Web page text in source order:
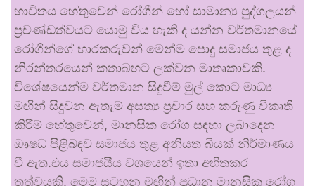
භාවිතය හේතුවෙන් රෝගීන් හෝ සාමාන්‍ය පුද්ගලයන්
ප්‍රචණ්ඩත්වයට යොමු විය හැකි ද යන්න වර්තමානයේ
රෝගීන්ගේ භාරකරුවන් මෙන්ම පොදු සමාජය තුළ ද
නිරන්තරයෙන් කතාබහට ලක්වන මාතෘකාවකි.
විශේෂයෙන්ම වර්තමාන සිදුවීම් මුල් කොට මාධ්‍ය
මඟින් සිදුවන ඇතැම් අසත්‍ය ප්‍රචාර සහ කරුණු විකෘති
කිරීම් හේතුවෙන්, මානසික රෝග සඳහා ලබාදෙන
ඖෂධ පිළිබඳව සමාජය තුළ අනියත බියක් නිර්මාණය
වී ඇත.එය සමාජයීය වශයෙන් ඉතා අහිතකර
තත්වයකි. මෙම සටහන මඟින් ප්‍රධාන මානසික රෝග